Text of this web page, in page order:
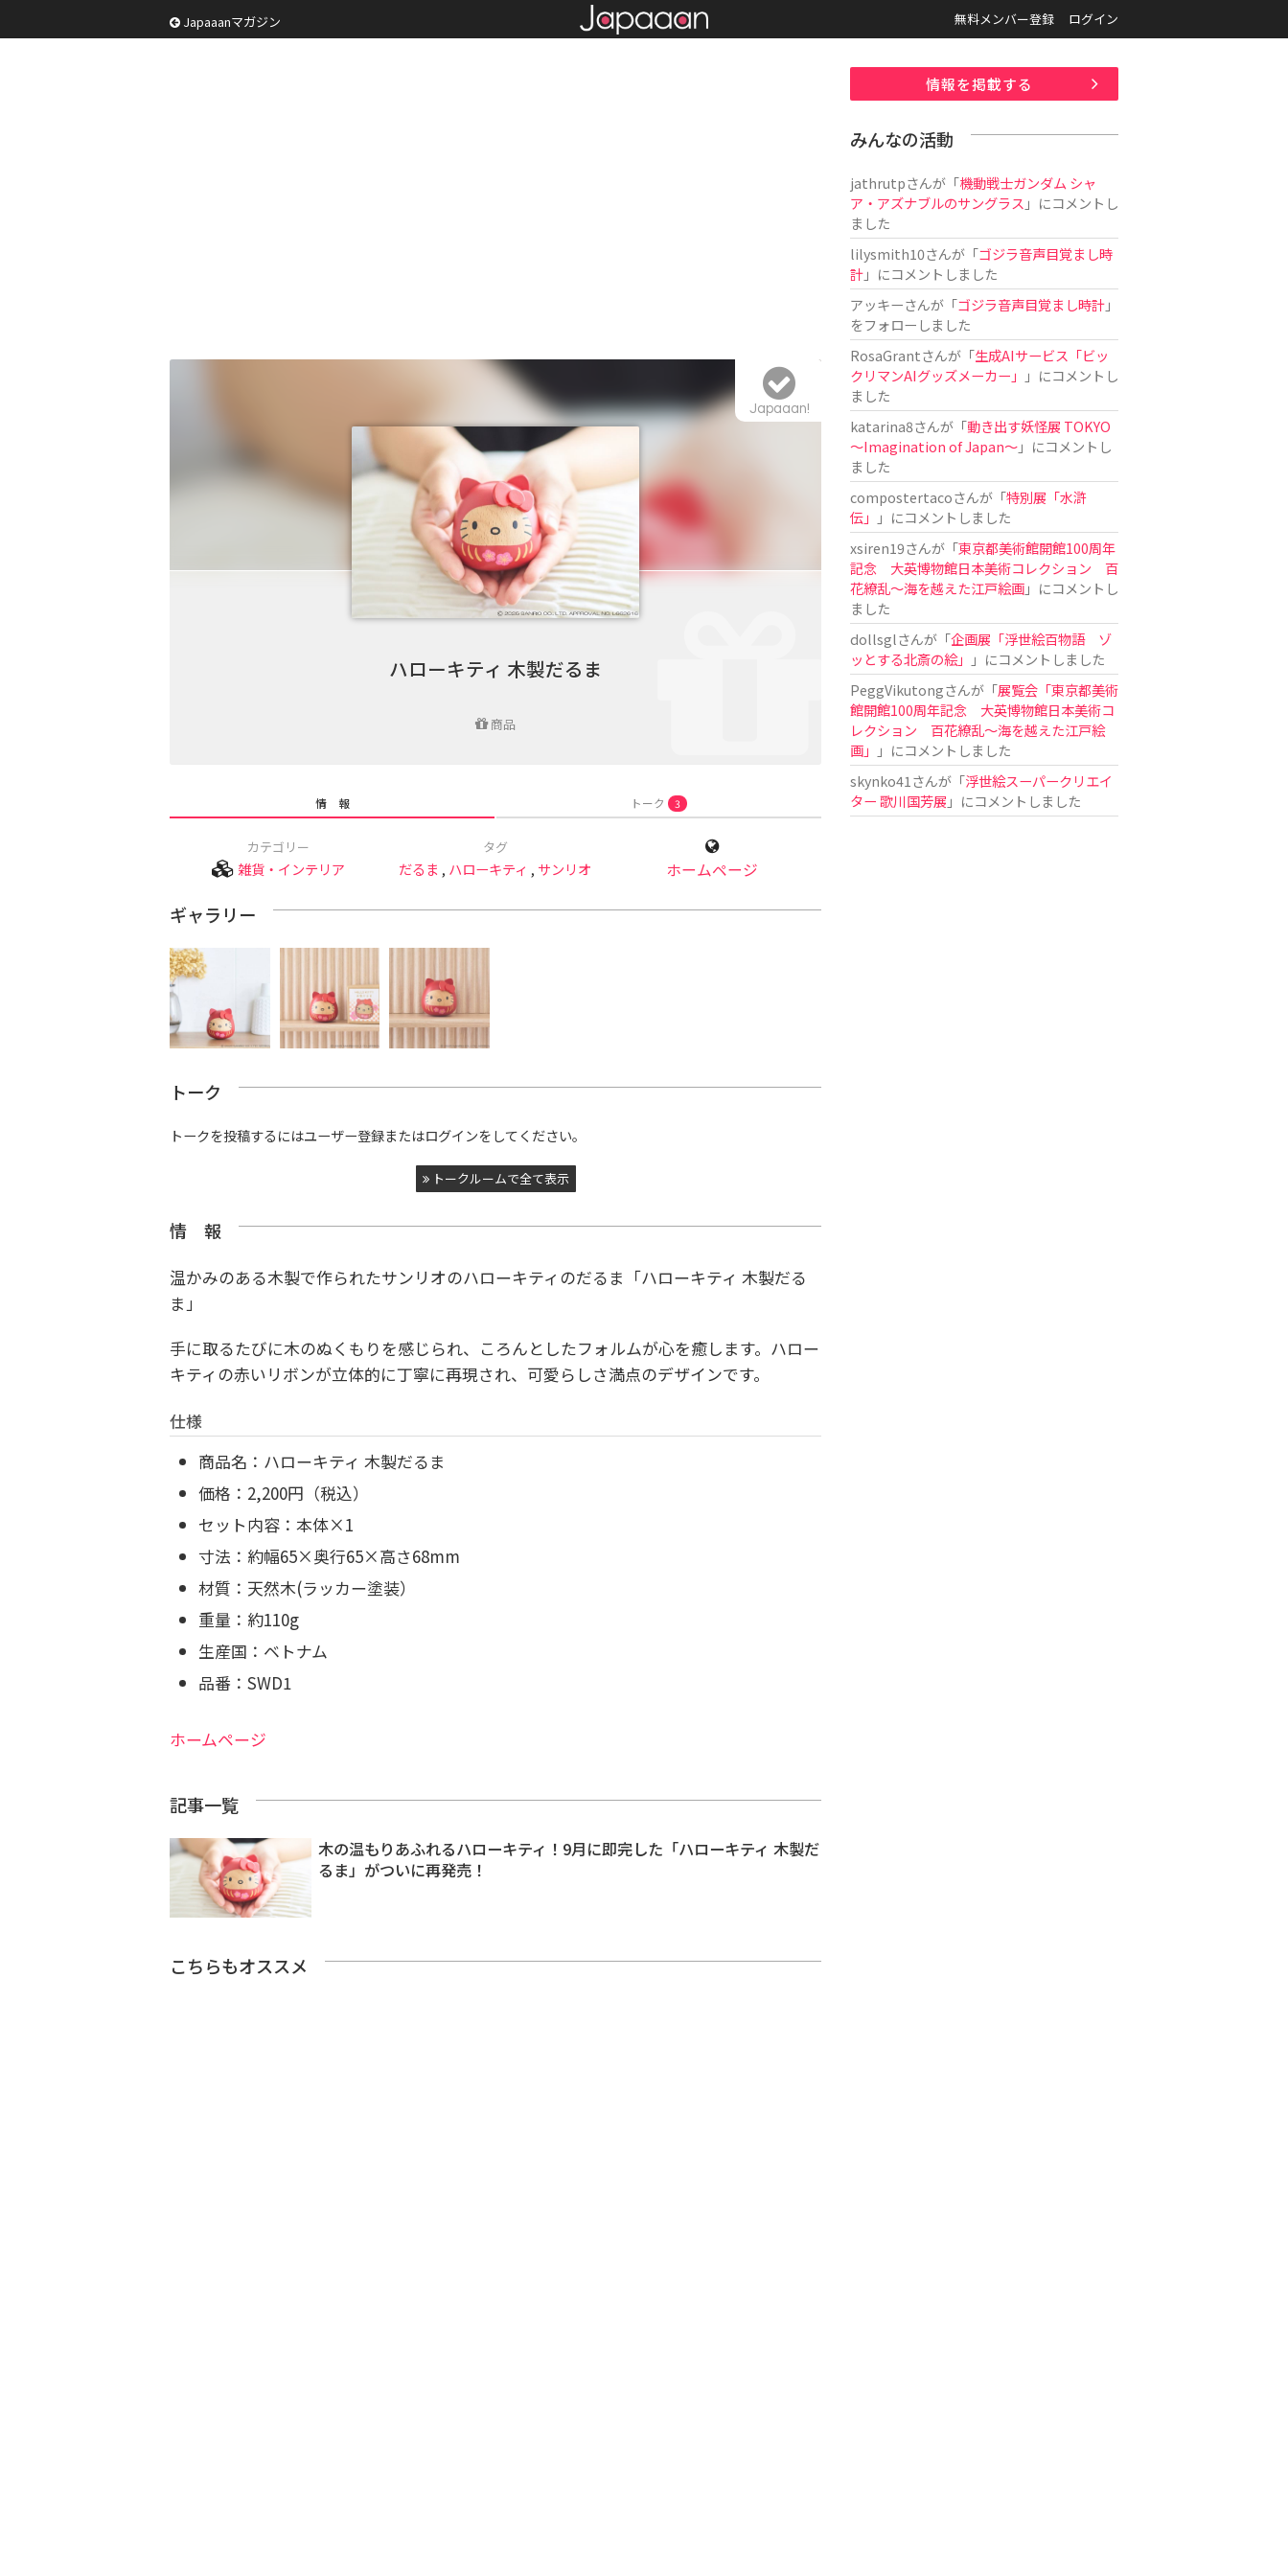
Japaaanマガジン 無料メンバー登録 ログイン
ハローキティ 木製だるま
商品
Japaaan!
情 報 トーク 3
カテゴリー
雑貨・インテリア
タグ
だるま , ハローキティ , サンリオ ホームページ
ギャラリー
トーク
トークを投稿するにはユーザー登録またはログインをしてください。
トークルームで全て表示
情 報
温かみのある木製で作られたサンリオのハローキティのだるま「ハローキティ 木製だる
ま」
手に取るたびに木のぬくもりを感じられ、ころんとしたフォルムが心を癒します。 ハロー
キティの赤いリボンが立体的に丁寧に再現され、可愛らしさ満点のデザインです。
仕様
商品名：ハローキティ 木製だるま
価格：2,200円（税込）
セット内容：本体×1
寸法：約幅65×奥行65×高さ68mm
材質：天然木(ラッカー塗装）
重量：約110g
生産国：ベトナム
品番：SWD1
ホームページ
記事一覧
木の温もりあふれるハローキティ！9月に即完した「ハローキティ 木製だ
るま」がついに再発売！
こちらもオススメ
情報を掲載する
みんなの活動
jathrutpさんが「機動戦士ガンダム シャ
ア・アズナブルのサングラス 」にコメントし
ました
lilysmith10さんが「ゴジラ音声目覚まし時
計」にコメントしました
アッキーさんが「ゴジラ音声目覚まし時計」
をフォローしました
RosaGrantさんが「生成AIサービス「ビッ
クリマンAIグッズメーカー」
」にコメントし
ました
katarina8さんが「動き出す妖怪展 TOKYO
〜Imagination of Japan〜」にコメントし
ました
compostertacoさんが「特別展「水滸
伝」
」にコメントしました
xsiren19さんが「東京都美術館開館100周年
記念 大英博物館日本美術コレクション 百
花繚乱～海を越えた江戸絵画」にコメントし
ました
dollsglさんが「企画展「浮世絵百物語 ゾ
ッとする北斎の絵」
」にコメントしました
PeggVikutongさんが「展覧会「東京都美術
館開館100周年記念 大英博物館日本美術コ
レクション 百花繚乱〜海を越えた江戸絵
画」
」にコメントしました
skynko41 さんが「浮世絵スーパークリエイ
ター 歌川国芳展 」にコメントしました